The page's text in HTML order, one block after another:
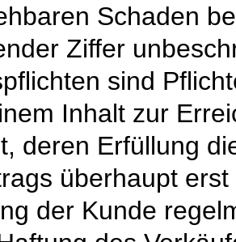
Schaden
Ziffer
sind
Inhalt zur
deren Erfüllung
überhaupt
der Kunde